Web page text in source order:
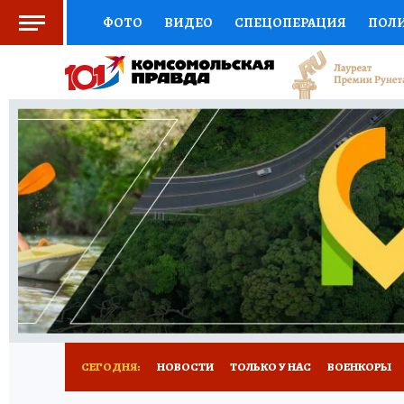
ФОТО ВИДЕО СПЕЦОПЕРАЦИЯ
СОЦПОДДЕРЖКА НАУКА СПЕЦПРОЕКТЫ
НАЦИОНАЛЬНЫЕ ПРОЕКТЫ РОССИИ
ЖЕНСКИЕ СЕКРЕТЫ ПУТЕВОДИТЕЛЬ
ДЕФИЦИТ ЖЕЛЕЗА ПРЕСС-ЦЕНТР
РЕКЛАМА ТЕСТЫ НОВОЕ НА САЙТЕ
СЕГОДНЯ: НОВОСТИ ТОЛЬКО У НАС ВОЕНКОРЫ